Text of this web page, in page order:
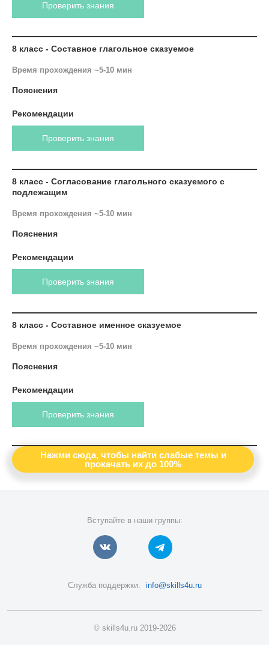
Проверить знания
8 класс - Составное глагольное сказуемое
Время прохождения ~5-10 мин
Пояснения
Рекомендации
Проверить знания
8 класс - Согласование глагольного сказуемого с
подлежащим
Время прохождения ~5-10 мин
Пояснения
Рекомендации
Проверить знания
8 класс - Составное именное сказуемое
Время прохождения ~5-10 мин
Пояснения
Рекомендации
Проверить знания
Нажми сюда, чтобы найти слабые темы и
прокачать их до 100%
Вступайте в наши группы:
Служба поддержки: info@skills4u.ru
© skills4u.ru 2019-2026